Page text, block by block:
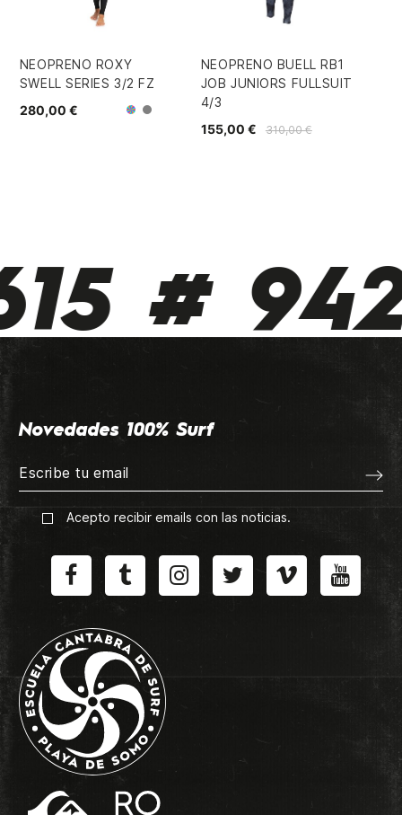
NEOPRENO ROXY
SWELL SERIES 3/2 FZ
280,00 €
VariosGris/Azul
NEOPRENO BUELL RB1
JOB JUNIORS FULLSUIT
4/3
310,00 €
155,00 €
#
Novedades 100% Surf
Acepto recibir emails con las noticias.